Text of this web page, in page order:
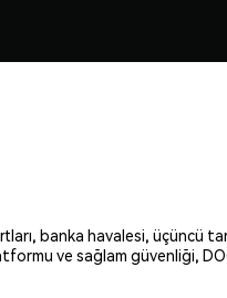
banka havalesi, üçüncü
ve sağlam güvenliği,